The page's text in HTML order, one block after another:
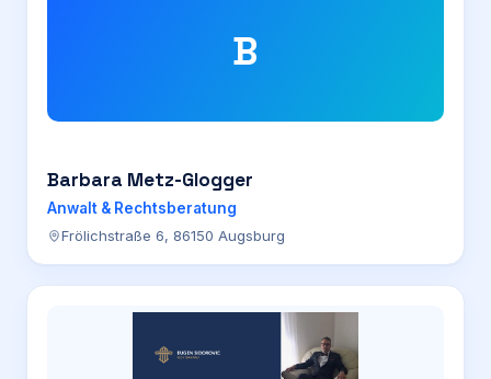
B
Barbara Metz-Glogger
Anwalt & Rechtsberatung
Frölichstraße 6, 86150 Augsburg